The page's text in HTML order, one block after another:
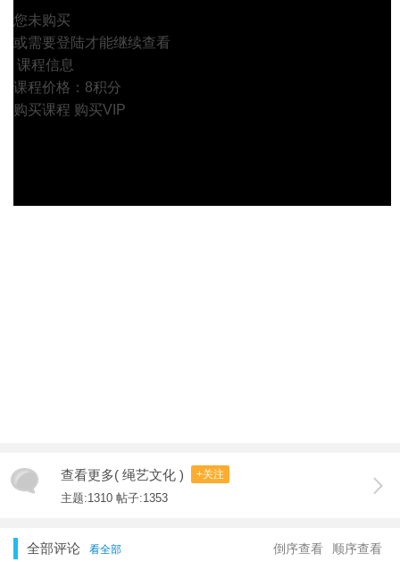
您未购买
或需要登陆才能继续查看
课程信息
课程价格：8积分
购买课程 购买VIP
查看更多( 绳艺文化 ) +关注
主题:1310 帖子:1353
全部评论 看全部 顺序查看
倒序查看